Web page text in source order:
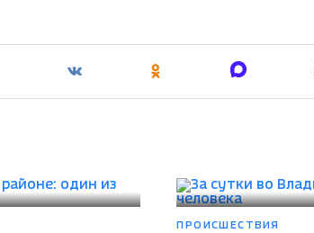
ПРОИСШЕСТВИЯ